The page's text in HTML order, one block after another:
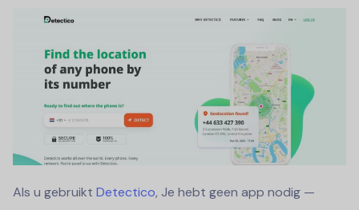
Als u gebruikt Detectico, Je hebt geen app nodig —